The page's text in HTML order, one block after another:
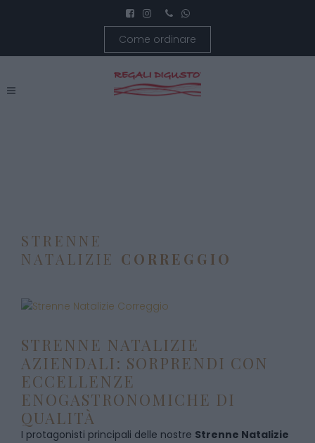
Come ordinare
STRENNE
NATALIZIE CORREGGIO
STRENNE NATALIZIE
AZIENDALI: SORPRENDI CON
ECCELLENZE
ENOGASTRONOMICHE DI
QUALITÀ
I protagonisti principali delle nostre Strenne Natalizie